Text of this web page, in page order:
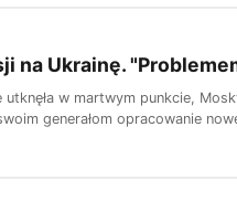
na Ukrainę.
utknęła w martwym punkcie,
generałom opracowanie